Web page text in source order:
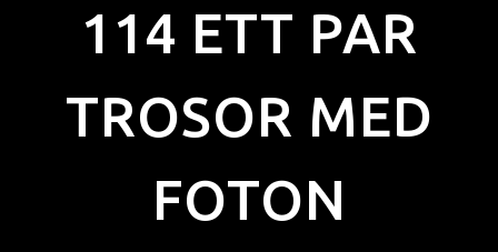
114 ETT PAR
TROSOR MED
FOTON